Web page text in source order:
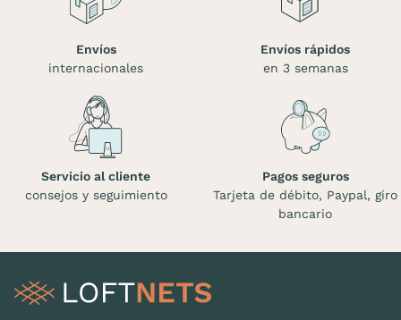
Envíos
internacionales
Envíos rápidos
en 3 semanas
Servicio al cliente
consejos y seguimiento
Pagos seguros
Tarjeta de débito, Paypal, giro
bancario